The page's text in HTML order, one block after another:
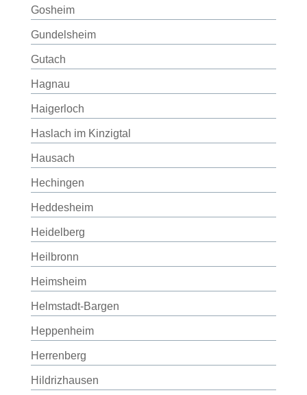
Gosheim
Gundelsheim
Gutach
Hagnau
Haigerloch
Haslach im Kinzigtal
Hausach
Hechingen
Heddesheim
Heidelberg
Heilbronn
Heimsheim
Helmstadt-Bargen
Heppenheim
Herrenberg
Hildrizhausen